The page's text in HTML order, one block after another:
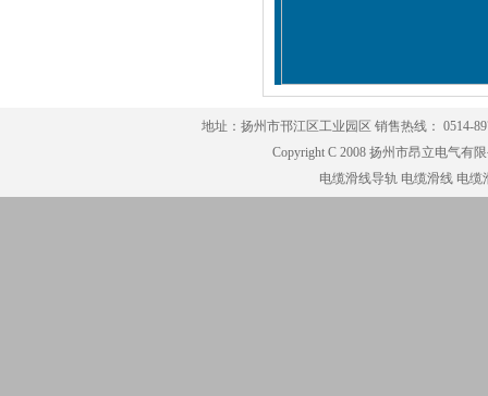
地址：扬州市邗江区工业园区 销售热线： 0514-
Copyright C 2008 扬州市昂立电气有
电缆滑线导轨 电缆滑线 电缆